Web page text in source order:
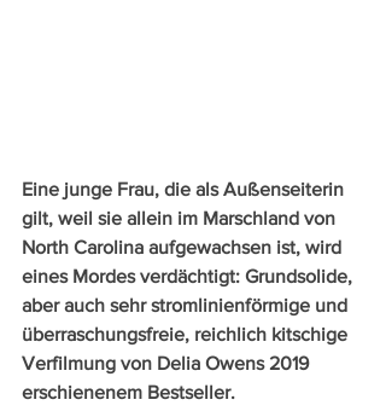
Eine junge Frau, die als Außenseiterin
gilt, weil sie allein im Marschland von
North Carolina aufgewachsen ist, wird
eines Mordes verdächtigt: Grundsolide,
aber auch sehr stromlinienförmige und
überraschungsfreie, reichlich kitschige
Verfilmung von Delia Owens 2019
erschienenem Bestseller.